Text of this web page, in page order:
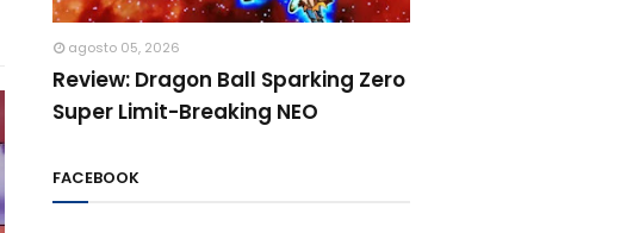
agosto 05, 2026
Review: Dragon Ball Sparking Zero
Super Limit-Breaking NEO
FACEBOOK